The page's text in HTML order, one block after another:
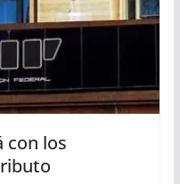
con los